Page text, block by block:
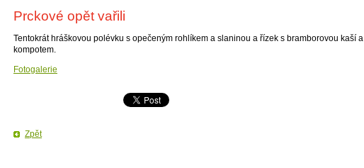
Prckové opět vařili
Tentokrát hráškovou polévku s opečeným rohlíkem a slaninou a řízek s bramborovou kaší a
kompotem.
Fotogalerie
Zpět